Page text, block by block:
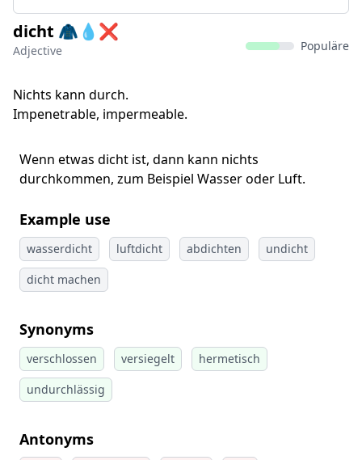
dicht 🧥💧❌
Adjective Populäre
Nichts kann durch.
Impenetrable, impermeable.
Wenn etwas dicht ist, dann kann nichts
durchkommen, zum Beispiel Wasser oder Luft.
Example use
wasserdicht luftdicht abdichten
undicht
dicht machen
Synonyms
verschlossen versiegelt
hermetisch
undurchlässig
Antonyms